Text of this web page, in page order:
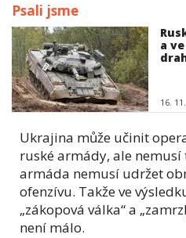
Psali jsme
a
16.
Ukrajina může učinit
ruské armády, ale
armáda nemusí udržet
ofenzívu. Takže ve
„zákopová válka“ a
není málo.